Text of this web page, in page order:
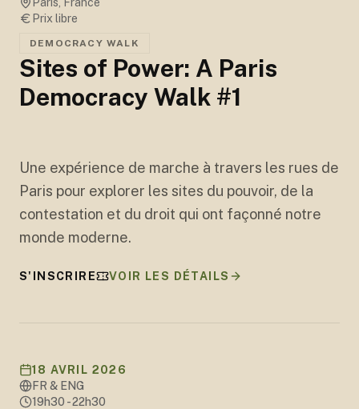
Prix libre
DEMOCRACY WALK
Sites of Power: A Paris
Democracy Walk #1
Une expérience de marche à travers les rues de
Paris pour explorer les sites du pouvoir, de la
contestation et du droit qui ont façonné notre
monde moderne.
S'INSCRIRE VOIR LES DÉTAILS
18 AVRIL 2026
FR & ENG
19h30 - 22h30